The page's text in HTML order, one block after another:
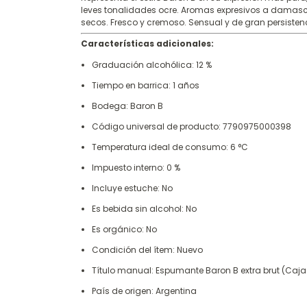
leves tonalidades ocre. Aromas expresivos a
secos. Fresco y cremoso. Sensual y de gran
Características adicionales:
Graduación alcohólica: 12 %
Tiempo en barrica: 1 años
Bodega: Baron B
Código universal de producto: 7790975000398
Temperatura ideal de consumo: 6 °C
Impuesto interno: 0 %
Incluye estuche: No
Es bebida sin alcohol: No
Es orgánico: No
Condición del ítem: Nuevo
Título manual: Espumante Baron B extra brut
País de origen: Argentina